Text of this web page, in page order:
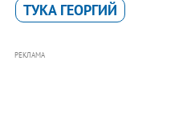
ТУКА ГЕОРГИЙ
РЕКЛАМА